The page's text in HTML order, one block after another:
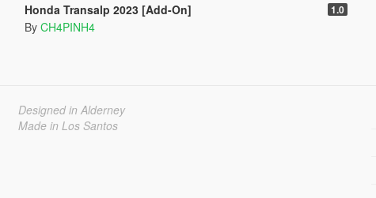
Honda Transalp 2023 [Add-On] 1.0
By CH4PINH4
Designed in Alderney
Made in Los Santos